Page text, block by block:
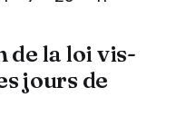
de la loi vis-
jours de